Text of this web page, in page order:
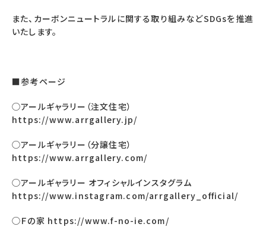
また、カーボンニュートラルに関する取り組みなどSDGsを推進
いたします。
■参考ページ
◯アールギャラリー（注文住宅）
https://www.arrgallery.jp/
◯アールギャラリー（分譲住宅）
https://www.arrgallery.com/
◯アールギャラリー オフィシャルインスタグラム
https://www.instagram.com/arrgallery_official/
◯Ｆの家 https://www.f-no-ie.com/